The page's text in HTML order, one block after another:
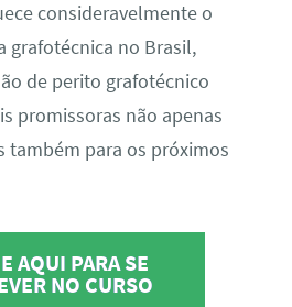
consideravelmente o
grafotécnica no Brasil,
de perito grafotécnico
promissoras não apenas
também para os próximos
AQUI PARA SE
NO CURSO